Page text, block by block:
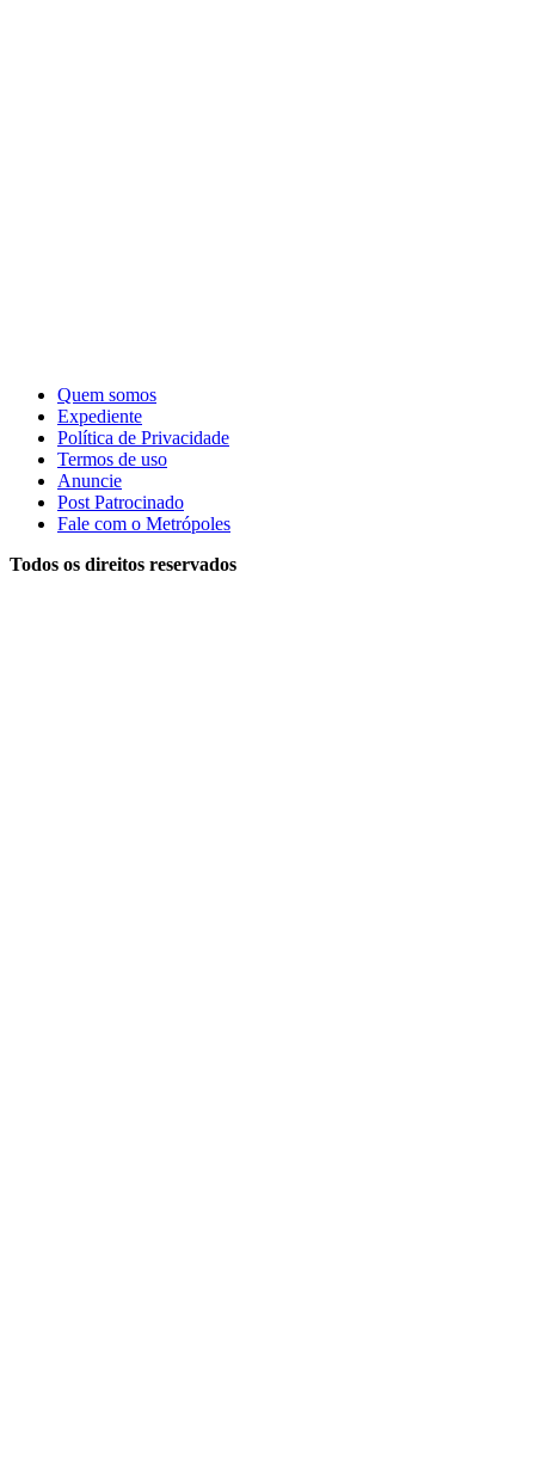
Quem somos
Expediente
Política de Privacidade
Termos de uso
Anuncie
Post Patrocinado
Fale com o Metrópoles
Todos os direitos reservados